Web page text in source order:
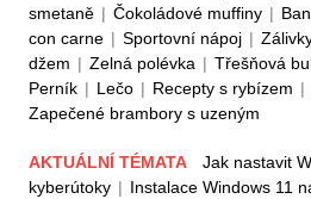
smetaně | Čokoládové muffiny |
con carne | Sportovní nápoj |
džem | Zelná polévka | Třešňová
Perník | Lečo | Recepty s rybízem |
Zapečené brambory s uzeným
AKTUÁLNÍ TÉMATA Jak nastavit
kyberútoky | Instalace Windows 11